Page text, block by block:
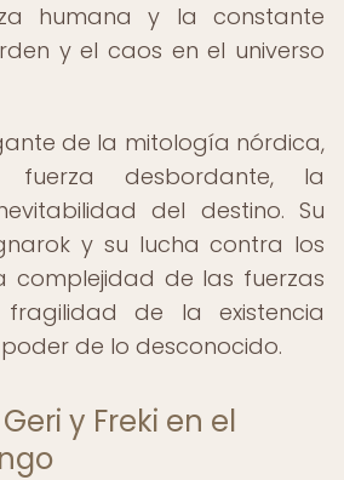
humana y la constante
y el caos en el universo
de la mitología nórdica,
fuerza desbordante, la
del destino. Su
y su lucha contra los
complejidad de las fuerzas
de la existencia
de lo desconocido.
y Freki en el